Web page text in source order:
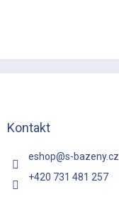
Kontakt
eshop@s-bazeny.cz
+420 731 481 257